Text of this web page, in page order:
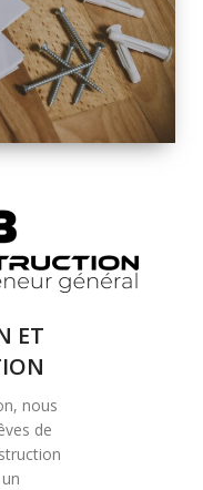
ET
nous
de